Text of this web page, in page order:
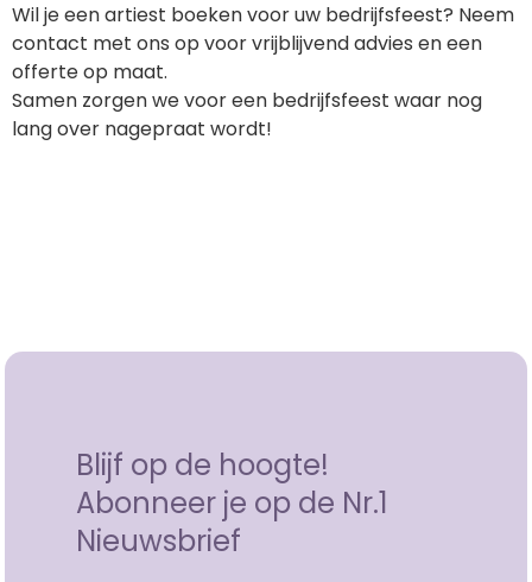
Wil je een artiest boeken voor uw bedrijfsfeest? Neem
contact met ons op voor vrijblijvend advies en een
offerte op maat.
Samen zorgen we voor een bedrijfsfeest waar nog
lang over nagepraat wordt!
Blijf op de hoogte!
Abonneer je op de Nr.1
Nieuwsbrief